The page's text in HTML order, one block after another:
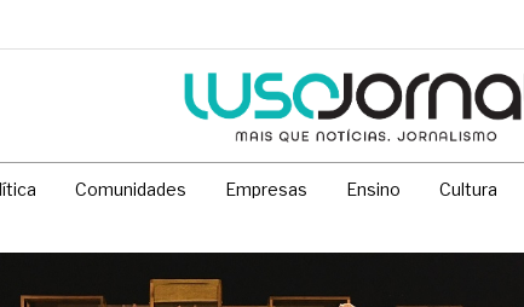
Comunidades Empresas Ensino Cultura